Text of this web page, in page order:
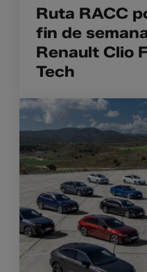
Ruta RACC
fin de
Renault Clio
Tech